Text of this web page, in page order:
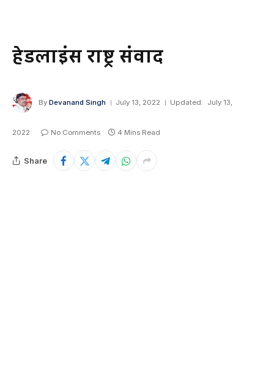
हेडलाइंस राष्ट्र संवाद
By Devanand Singh July 13, 2022 Updated: July 13,
2022 No Comments 4 Mins Read
Share